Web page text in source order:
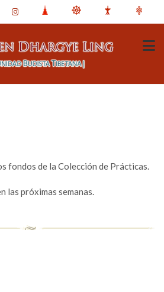
fondos de la Colección de Prácticas.
las próximas semanas.